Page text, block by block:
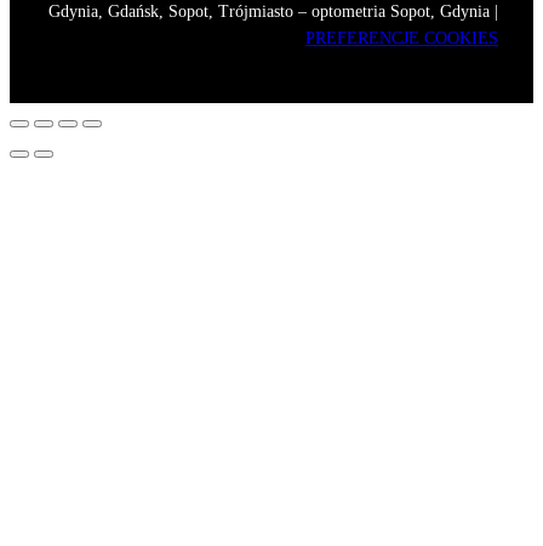
Gdynia, Gdańsk, Sopot, Trójmiasto – optometria Sopot, Gdynia |
PREFERENCJE COOKIES